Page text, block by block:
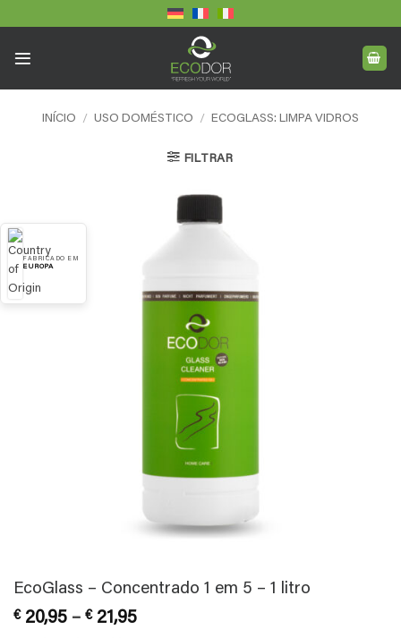
to
INÍCIO / USO DOMÉSTICO / ECOGLASS: LIMPA VIDROS
FILTRAR
FABRICADO EM
EUROPA
EcoGlass – Concentrado 1 em 5 – 1 litro
€20,95 – €21,95Price